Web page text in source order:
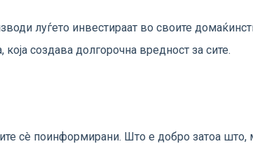
луѓето инвестираат во своите
создава долгорочна вредност за сите.
сè поинформирани. Што е добро затоа